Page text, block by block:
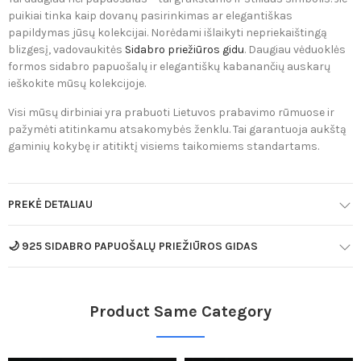
puikiai tinka kaip dovanų pasirinkimas ar elegantiškas
papildymas jūsų kolekcijai. Norėdami išlaikyti nepriekaištingą
blizgesį, vadovaukitės Sidabro priežiūros gidu. Daugiau vėduoklės
formos sidabro papuošalų ir elegantiškų kabanančių auskarų
ieškokite mūsų kolekcijoje.
Visi mūsų dirbiniai yra prabuoti Lietuvos prabavimo rūmuose ir
pažymėti atitinkamu atsakomybės ženklu. Tai garantuoja aukštą
gaminių kokybę ir atitiktį visiems taikomiems standartams.
PREKĖ DETALIAU
🌙 925 SIDABRO PAPUOŠALŲ PRIEŽIŪROS GIDAS
Product Same Category